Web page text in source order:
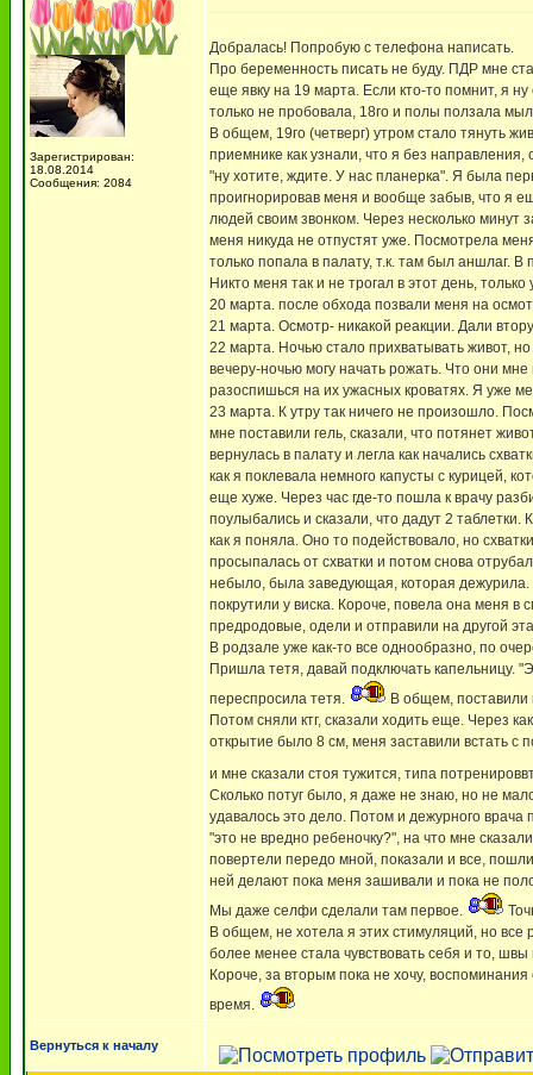
Зарегистрирован:
18.08.2014
Сообщения: 2084
Добралась! Попробую с телефона написать.
Про беременность писать не буду. ПДР мне
еще явку на 19 марта. Если кто-то помнит, я
только не пробовала, 18го и полы ползала
В общем, 19го (четверг) утром стало тянуть
приемнике как узнали, что я без
"ну хотите, ждите. У нас планерка". Я была
проигнорировав меня и вообще забыв, что я
людей своим звонком. Через несколько
меня никуда не отпустят уже. Посмотрела
только попала в палату, т.к. там был аншлаг.
Никто меня так и не трогал в этот день,
20 марта. после обхода позвали меня на
21 марта. Осмотр- никакой реакции. Дали
22 марта. Ночью стало прихватывать живот,
вечеру-ночью могу начать рожать. Что они
разоспишься на их ужасных кроватях. Я уже
23 марта. К утру так ничего не произошло.
мне поставили гель, сказали, что потянет
вернулась в палату и легла как начались
как я поклевала немного капусты с курицей,
еще хуже. Через час где-то пошла к врачу
поулыбались и сказали, что дадут 2
как я поняла. Оно то подействовало, но
просыпалась от схватки и потом снова
небыло, была заведующая, которая дежурила.
покрутили у виска. Короче, повела она меня
предродовые, одели и отправили на другой
В родзале уже как-то все однообразно, по
Пришла тетя, давай подключать капельницу.
переспросила тетя.
В общем, поставили
Потом сняли ктг, сказали ходить еще. Через
открытие было 8 см, меня заставили встать с
и мне сказали стоя тужится, типа
Сколько потуг было, я даже не знаю, но не
удавалось это дело. Потом и дежурного врача
"это не вредно ребеночку?", на что мне
повертели передо мной, показали и все,
ней делают пока меня зашивали и пока не
Мы даже селфи сделали там первое.
В общем, не хотела я этих стимуляций, но все
более менее стала чувствовать себя и то,
Короче, за вторым пока не хочу,
время.
Вернуться к началу